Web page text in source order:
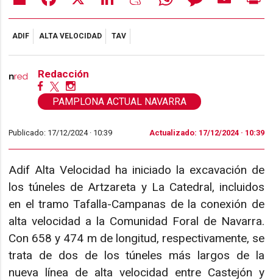
ADIF ALTA VELOCIDAD TAV
Redacción
PAMPLONA ACTUAL NAVARRA
Publicado: 17/12/2024 · 10:39 Actualizado: 17/12/2024 · 10:39
Adif Alta Velocidad ha iniciado la excavación de
los túneles de Artzareta y La Catedral, incluidos
en el tramo Tafalla-Campanas de la conexión de
alta velocidad a la Comunidad Foral de Navarra.
Con 658 y 474 m de longitud, respectivamente, se
trata de dos de los túneles más largos de la
nueva línea de alta velocidad entre Castejón y